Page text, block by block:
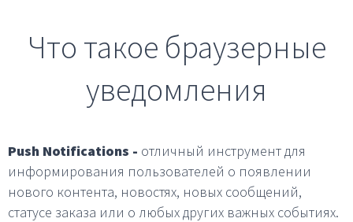
Что такое браузерные
уведомления
Push Notifications - отличный инструмент для
информирования пользователей о появлении
нового контента, новостях, новых сообщений,
статусе заказа или о любых других важных событиях.